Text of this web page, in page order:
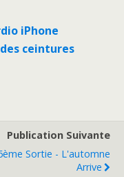
iPhone
ceintures
Publication Suivante
Sortie - L'automne
Arrive